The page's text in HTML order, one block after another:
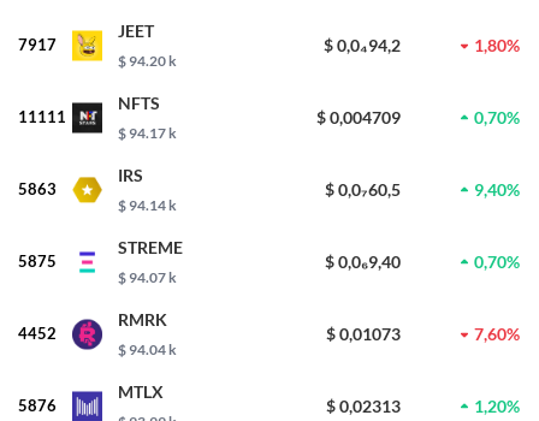
7917
JEET
$ 94.20 k
$ 0,0₄94,2 1,80%
11111
NFTS
$ 94.17 k
$ 0,004709 0,70%
5863
IRS
$ 94.14 k
$ 0,0₇60,5 9,40%
5875
STREME
$ 94.07 k
$ 0,0₆9,40 0,70%
4452
RMRK
$ 94.04 k
$ 0,01073 7,60%
5876
MTLX
$ 0,02313 1,20%